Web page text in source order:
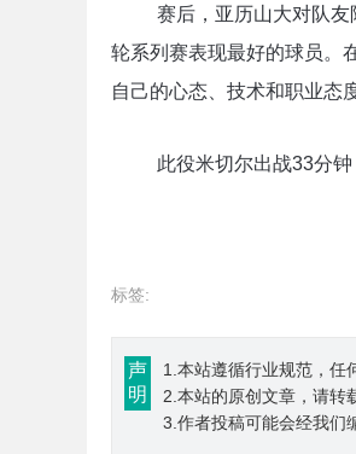
赛后，亚历山大对队友
轮系列赛表现最好的球员。
自己的心态、技术和职业态
此役米切尔出战33分
标签:
声
明
1.本站遵循行业规范，任
2.本站的原创文章，请转
3.作者投稿可能会经我们